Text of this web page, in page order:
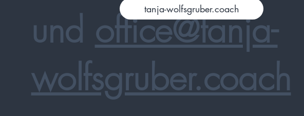
und office@tanja-
wolfsgruber.coach
tanja-wolfsgruber.coach